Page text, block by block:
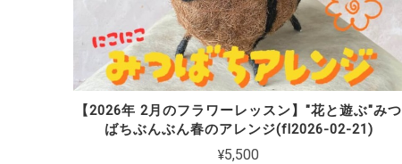
【2026年 2月のフラワーレッスン】"花と遊ぶ"みつ
ばちぶんぶん春のアレンジ(fl2026-02-21)
¥5,500